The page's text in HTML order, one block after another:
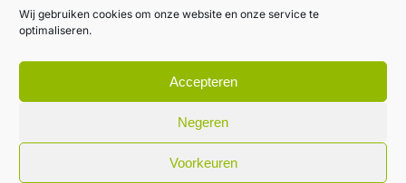
Wij gebruiken cookies om onze website en onze service te
optimaliseren.
Accepteren
Negeren
Voorkeuren
Kennismakingspakket aanvragen
Blijft op de hoogte
Rechtstreeks van het veld naar je inbox.
Inschrijven nieuwsbrief